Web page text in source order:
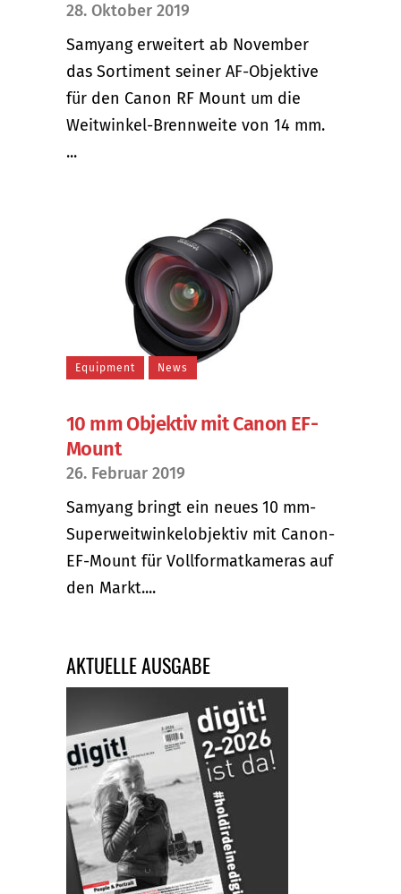
28. Oktober 2019
Samyang erweitert ab November
das Sortiment seiner AF-Objektive
für den Canon RF Mount um die
Weitwinkel-Brennweite von 14 mm.
...
Equipment News
10 mm Objektiv mit Canon EF-
Mount
26. Februar 2019
Samyang bringt ein neues 10 mm-
Superweitwinkelobjektiv mit Canon-
EF-Mount für Vollformatkameras auf
den Markt....
AKTUELLE AUSGABE